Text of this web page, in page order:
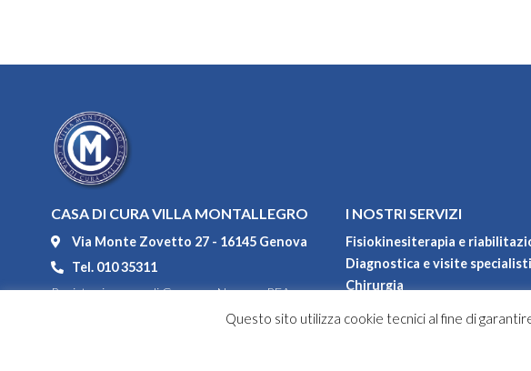
CASA DI CURA VILLA MONTALLEGRO
Via Monte Zovetto 27 - 16145 Genova
Tel. 010 35311
Registro imprese di Genova - Numero REA
I NOSTRI SERVIZI
Fisiokinesiterapia e
Diagnostica e visite
Chirurgia
Convenzioni
Questo sito utilizza cookie tecnici al fine di